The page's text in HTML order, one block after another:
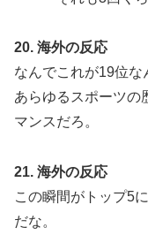
20. 海外の反応
なんでこれが19位な
あらゆるスポーツの
マンスだろ。
21. 海外の反応
この瞬間がトップ5
だな。